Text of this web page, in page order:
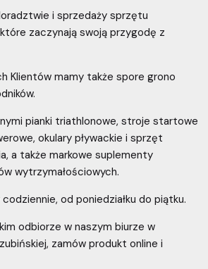
i sprzedaży sprzętu
zaczynają swoją przygodę z
Klientów mamy także spore grono
pianki triathlonowe, stroje startowe
okulary pływackie i sprzęt
a także markowe suplementy
wytrzymałościowych.
od poniedziałku do piątku.
odbiorze w naszym biurze w
zamów produkt online i